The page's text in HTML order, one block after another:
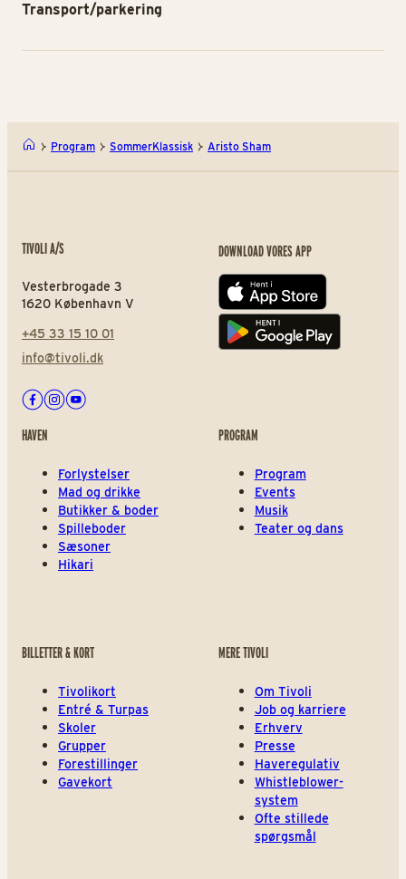
Transport/parkering
Program SommerKlassisk Aristo Sham
TIVOLI A/S
Vesterbrogade 3
1620 København V
+45 33 15 10 01
info@tivoli.dk
Facebook
Instagram
Youtube
DOWNLOAD VORES APP
App store
Play store
HAVEN
Forlystelser
Mad og drikke
Butikker & boder
Spilleboder
Sæsoner
Hikari
PROGRAM
Program
Events
Musik
Teater og dans
BILLETTER & KORT
Tivolikort
Entré & Turpas
Skoler
Grupper
Forestillinger
Gavekort
MERE TIVOLI
Om Tivoli
Job og karriere
Erhverv
Presse
Haveregulativ
Whistleblower-
system
Ofte stillede
spørgsmål